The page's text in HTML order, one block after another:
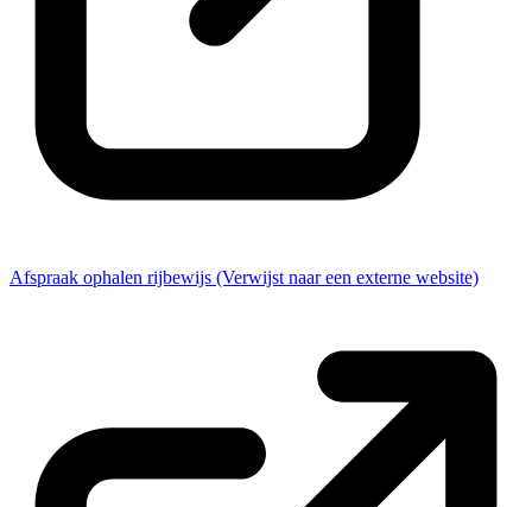
Afspraak ophalen rijbewijs (Verwijst naar een externe website)